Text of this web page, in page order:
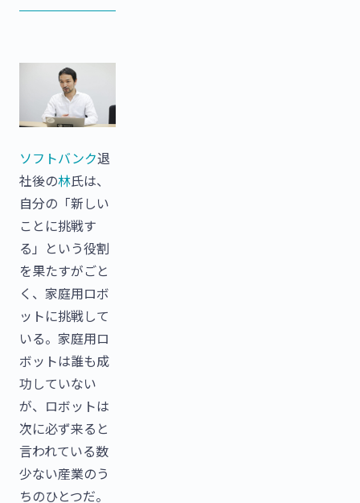
ソフトバンク退
社後の林氏は、
自分の「新しい
ことに挑戦す
る」という役割
を果たすがごと
く、家庭用ロボ
ットに挑戦して
いる。家庭用ロ
ボットは誰も成
功していない
が、ロボットは
次に必ず来ると
言われている数
少ない産業のう
ちのひとつだ。